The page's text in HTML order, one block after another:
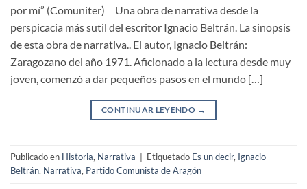
por mí” (Comuniter) Una obra de narrativa desde la
perspicacia más sutil del escritor Ignacio Beltrán. La sinopsis
de esta obra de narrativa.. El autor, Ignacio Beltrán:
Zaragozano del año 1971. Aficionado a la lectura desde muy
joven, comenzó a dar pequeños pasos en el mundo […]
CONTINUAR LEYENDO →
Publicado en Historia, Narrativa Etiquetado Es un decir, Ignacio
Beltrán, Narrativa, Partido Comunista de Aragón